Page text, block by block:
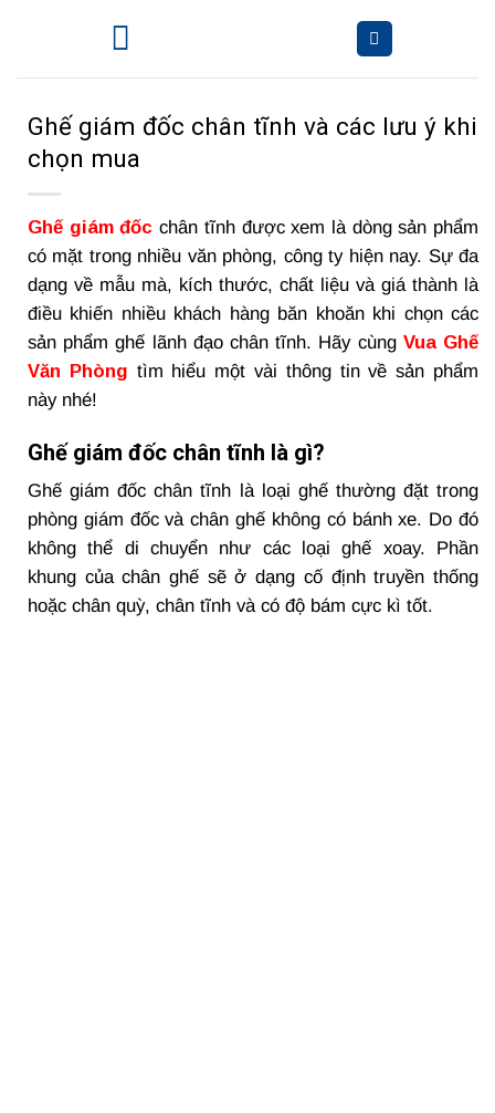
Ghế giám đốc chân tĩnh và các lưu ý khi
chọn mua
Ghế giám đốc chân tĩnh được xem là dòng sản phẩm
có mặt trong nhiều văn phòng, công ty hiện nay. Sự đa
dạng về mẫu mà, kích thước, chất liệu và giá thành là
điều khiến nhiều khách hàng băn khoăn khi chọn các
sản phẩm ghế lãnh đạo chân tĩnh. Hãy cùng Vua Ghế
Văn Phòng tìm hiểu một vài thông tin về sản phẩm
này nhé!
Ghế giám đốc chân tĩnh là gì?
Ghế giám đốc chân tĩnh là loại ghế thường đặt trong
phòng giám đốc và chân ghế không có bánh xe. Do đó
không thể di chuyển như các loại ghế xoay. Phần
khung của chân ghế sẽ ở dạng cố định truyền thống
hoặc chân quỳ, chân tĩnh và có độ bám cực kì tốt.